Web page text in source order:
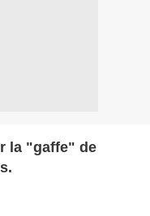
la "gaffe" de